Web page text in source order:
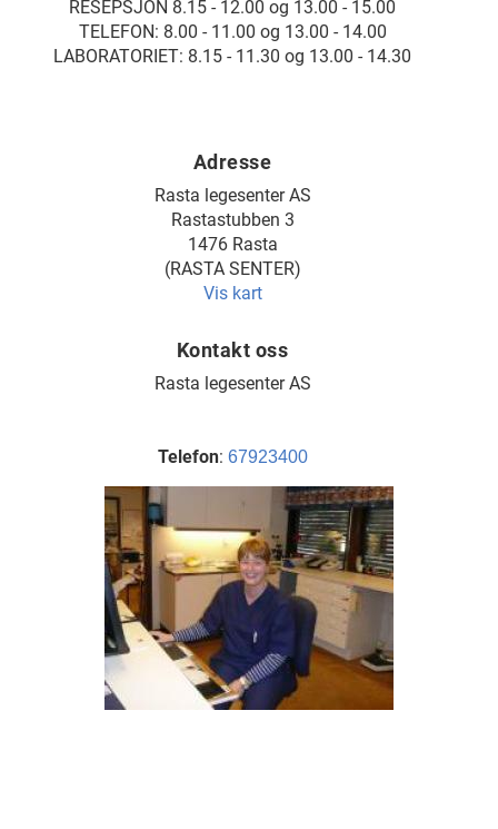
RESEPSJON 8.15 - 12.00 og 13.00 - 15.00
TELEFON: 8.00 - 11.00 og 13.00 - 14.00
LABORATORIET: 8.15 - 11.30 og 13.00 - 14.30
Adresse
Rasta legesenter AS
Rastastubben 3
1476 Rasta
(RASTA SENTER)
Vis kart
Kontakt oss
Rasta legesenter AS
Telefon: 67923400